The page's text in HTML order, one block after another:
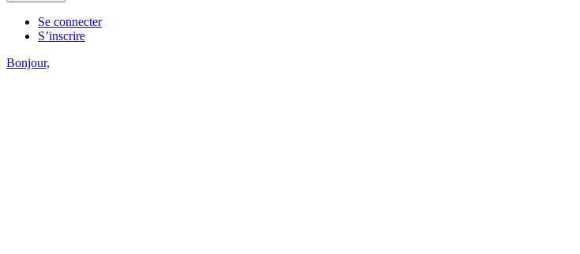
Se connecter
S’inscrire
Bonjour,